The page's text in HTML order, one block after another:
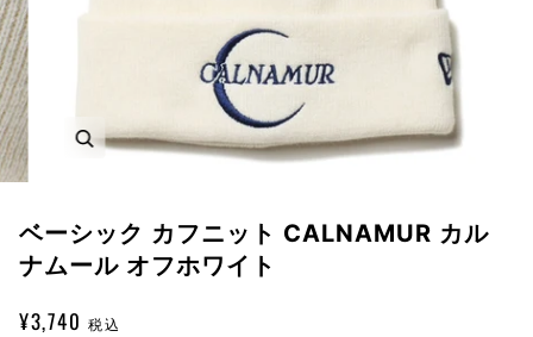
Zoom
ベーシック カフニット CALNAMUR カル
ナムール オフホワイト
¥3,740 税込